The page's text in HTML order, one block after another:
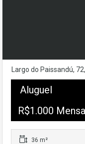
Largo do Paissandú,
Aluguel
R$1.000
36 m²